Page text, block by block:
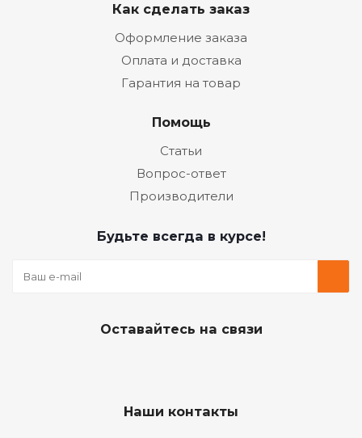
Как сделать заказ
Оформление заказа
Оплата и доставка
Гарантия на товар
Помощь
Статьи
Вопрос-ответ
Производители
Будьте всегда в курсе!
Оставайтесь на связи
Наши контакты